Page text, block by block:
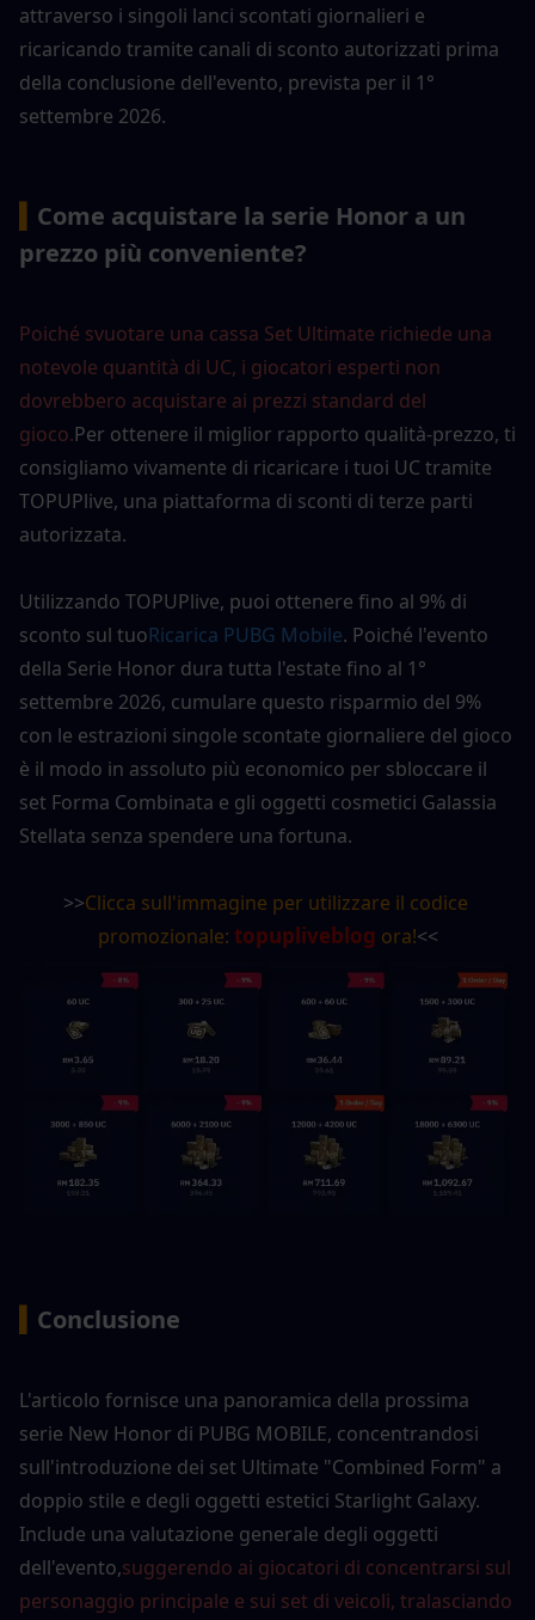
attraverso i singoli lanci scontati giornalieri e
ricaricando tramite canali di sconto autorizzati prima
della conclusione dell'evento, prevista per il 1°
settembre 2026.
Come acquistare la serie Honor a un
prezzo più conveniente?
Poiché svuotare una cassa Set Ultimate richiede una
notevole quantità di UC, i giocatori esperti non
dovrebbero acquistare ai prezzi standard del
gioco.Per ottenere il miglior rapporto qualità-prezzo, ti
consigliamo vivamente di ricaricare i tuoi UC tramite
TOPUPlive, una piattaforma di sconti di terze parti
autorizzata.
Utilizzando TOPUPlive, puoi ottenere fino al 9% di
sconto sul tuoRicarica PUBG Mobile. Poiché l'evento
della Serie Honor dura tutta l'estate fino al 1°
settembre 2026, cumulare questo risparmio del 9%
con le estrazioni singole scontate giornaliere del gioco
è il modo in assoluto più economico per sbloccare il
set Forma Combinata e gli oggetti cosmetici Galassia
Stellata senza spendere una fortuna.
>>Clicca sull'immagine per utilizzare il codice
promozionale: topupliveblog ora!<<
Conclusione
L'articolo fornisce una panoramica della prossima
serie New Honor di PUBG MOBILE, concentrandosi
sull'introduzione dei set Ultimate "Combined Form" a
doppio stile e degli oggetti estetici Starlight Galaxy.
Include una valutazione generale degli oggetti
dell'evento,suggerendo ai giocatori di concentrarsi sul
personaggio principale e sui set di veicoli, tralasciando